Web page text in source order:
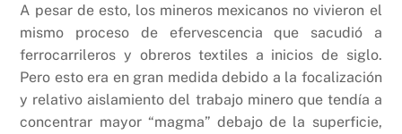
A pesar de esto, los mineros mexicanos no vivieron el
mismo proceso de efervescencia que sacudió a
ferrocarrileros y obreros textiles a inicios de siglo.
Pero esto era en gran medida debido a la focalización
y relativo aislamiento del trabajo minero que tendía a
concentrar mayor “magma” debajo de la superficie,